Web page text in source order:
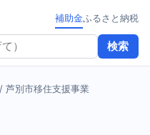
検索
補助金ふるさと納税
/ 芦別市移住支援事業